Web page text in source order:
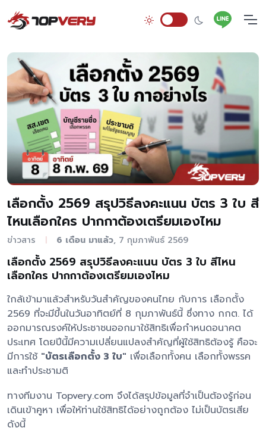
เลือกตั้ง 2569 สรุปวิธีลงคะแนน บัตร 3 ใบ สี
ไหนเลือกใคร ปากกาต้องเตรียมเองไหม
ข่าวสาร | 6 เดือน มาแล้ว, 7 กุมภาพันธ์ 2569
เลือกตั้ง 2569 สรุปวิธีลงคะแนน บัตร 3 ใบ สีไหน
เลือกใคร ปากกาต้องเตรียมเองไหม
ใกล้เข้ามาแล้วสำหรับวันสำคัญของคนไทย กับการ เลือกตั้ง
2569 ที่จะมีขึ้นในวันอาทิตย์ที่ 8 กุมภาพันธ์นี้ ซึ่งทาง กกต. ได้
ออกมารณรงค์ให้ประชาชนออกมาใช้สิทธิเพื่อกำหนดอนาคต
ประเทศ โดยปีนี้มีความเปลี่ยนแปลงสำคัญที่ผู้ใช้สิทธิต้องรู้ คือจะ
มีการใช้ "บัตรเลือกตั้ง 3 ใบ" เพื่อเลือกทั้งคน เลือกทั้งพรรค
และทำประชามติ
ทางทีมงาน Topvery.com จึงได้สรุปข้อมูลที่จำเป็นต้องรู้ก่อน
เดินเข้าคูหา เพื่อให้ท่านใช้สิทธิได้อย่างถูกต้อง ไม่เป็นบัตรเสีย
ดังนี้